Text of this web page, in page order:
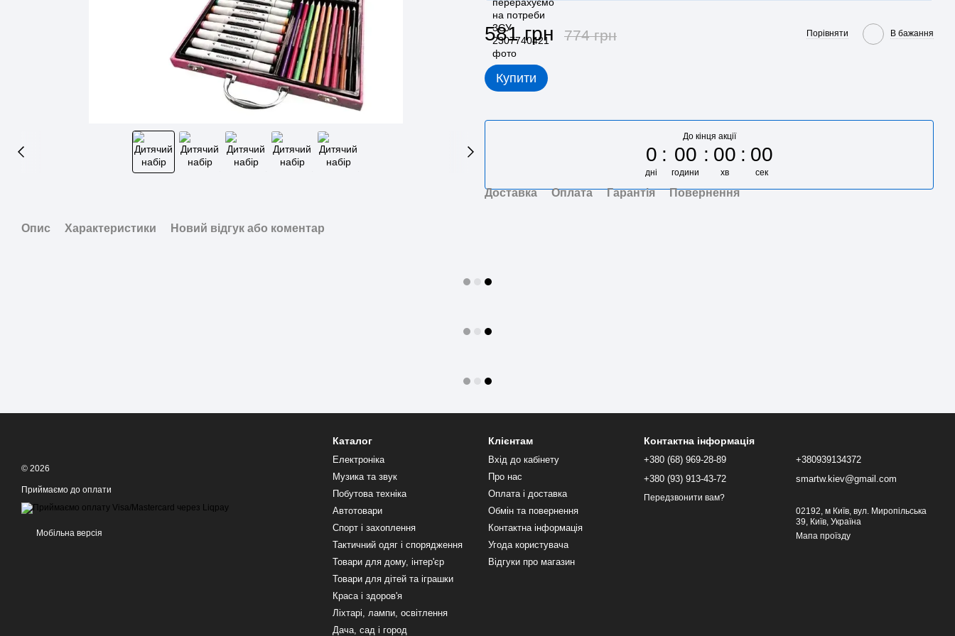
581 грн 774 грн Порівняти В бажання
Купити
До кінця акції
0
дні
00
години
00
хв
00
сек
Доставка Оплата Гарантія Повернення
Опис Характеристики Новий відгук або коментар
© 2026
Приймаємо до оплати
Мобільна версія
Каталог
Електроніка
Музика та звук
Побутова техніка
Автотовари
Спорт і захоплення
Тактичний одяг і спорядження
Товари для дому, інтер'єр
Товари для дітей та іграшки
Краса і здоров'я
Ліхтарі, лампи, освітлення
Дача, сад і город
Клієнтам
Вхід до кабінету
Про нас
Оплата і доставка
Обмін та повернення
Контактна інформація
Угода користувача
Відгуки про магазин
Контактна інформація
+380 (68) 969-28-89
+380 (93) 913-43-72
Передзвонити вам?
+380939134372
smartw.kiev@gmail.com
02192, м Київ, вул. Миропільська
39, Київ, Україна
Мапа проїзду